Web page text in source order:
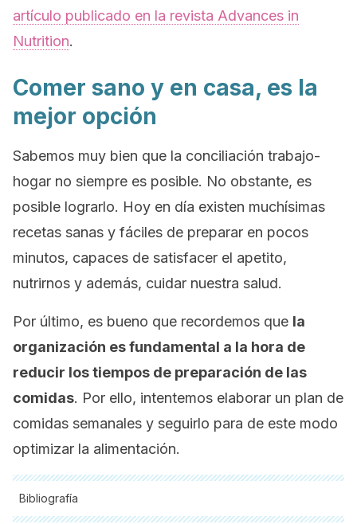
artículo publicado en la revista Advances in
Nutrition.
Comer sano y en casa, es la
mejor opción
Sabemos muy bien que la conciliación trabajo-
hogar no siempre es posible. No obstante, es
posible lograrlo. Hoy en día existen muchísimas
recetas sanas y fáciles de preparar en pocos
minutos, capaces de satisfacer el apetito,
nutrirnos y además, cuidar nuestra salud.
Por último, es bueno que recordemos que la
organización es fundamental a la hora de
reducir los tiempos de preparación de las
comidas. Por ello, intentemos elaborar un plan de
comidas semanales y seguirlo para de este modo
optimizar la alimentación.
Bibliografía